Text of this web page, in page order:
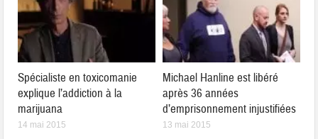
Spécialiste en toxicomanie
explique l’addiction à la
marijuana
14 mai 2015
Michael Hanline est libéré
après 36 années
d’emprisonnement injustifiées
13 mai 2015